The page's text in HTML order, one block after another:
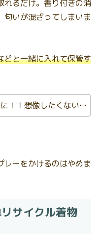
れるだけ。香り付きの消
匂いが混ざってしまいま
どと一緒に入れて保管す
！！想像したくない…
レーをかけるのはやめま
サイクル着物